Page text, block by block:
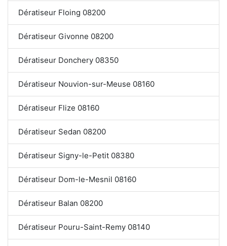
Dératiseur Floing 08200
Dératiseur Givonne 08200
Dératiseur Donchery 08350
Dératiseur Nouvion-sur-Meuse 08160
Dératiseur Flize 08160
Dératiseur Sedan 08200
Dératiseur Signy-le-Petit 08380
Dératiseur Dom-le-Mesnil 08160
Dératiseur Balan 08200
Dératiseur Pouru-Saint-Remy 08140